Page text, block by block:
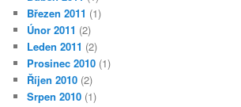
Březen 2011 (1)
Únor 2011 (2)
Leden 2011 (2)
Prosinec 2010 (1)
Říjen 2010 (2)
Srpen 2010 (1)